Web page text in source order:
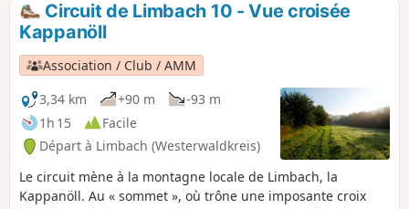
prendre le temps de partir à la
découverte de ce magnifique coin de
terre où se rejoignent la Grande et la
Petite Nister, afin de l'admirer sous
différents angles et de s'imprégner de
son atmosphère.
Circuit de Limbach 10 - Vue croisée
Kappanöll
Association / Club / AMM
3,34 km
+90 m
-93 m
1h 15
Facile
Départ à Limbach (Westerwaldkreis)
Le circuit mène à la montagne locale de Limbach, la
Kappanöll. Au « sommet », où trône une imposante croix